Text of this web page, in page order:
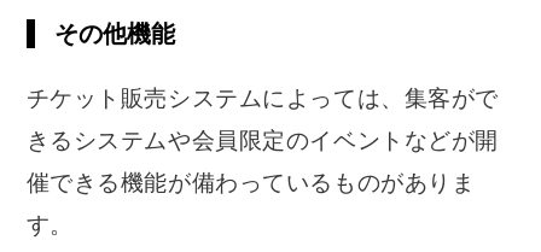
その他機能
チケット販売システムによっては、集客がで
きるシステムや会員限定のイベントなどが開
催できる機能が備わっているものがありま
す。